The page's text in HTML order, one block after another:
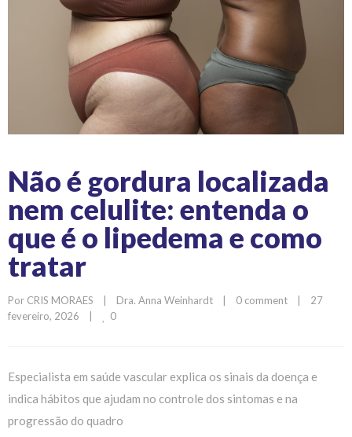
Não é gordura localizada
nem celulite: entenda o
que é o lipedema e como
tratar
Por CRIS MORAES | Dra. Anna Weinhardt | 0 comment |
27
fevereiro, 2026
| 0
Especialista em saúde vascular explica os sinais da doença e
indica hábitos que ajudam no controle dos sintomas e na
progressão do quadro